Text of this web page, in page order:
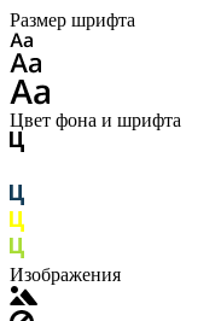
Размер шрифта
Цвет фона и шрифта
Изображения